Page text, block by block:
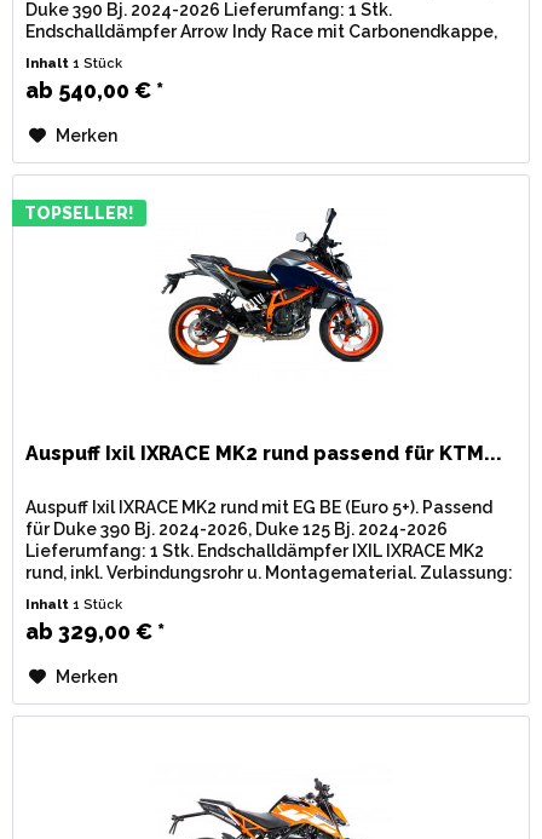
Duke 390 Bj. 2024-2026 Lieferumfang: 1 Stk.
Endschalldämpfer Arrow Indy Race mit Carbonendkappe,
Inhalt1 Stück
ab 540,00 € *
Merken
TOPSELLER!
Auspuff Ixil IXRACE MK2 rund passend für KTM...
Auspuff Ixil IXRACE MK2 rund mit EG BE (Euro 5+). Passend
für Duke 390 Bj. 2024-2026, Duke 125 Bj. 2024-2026
Lieferumfang: 1 Stk. Endschalldämpfer IXIL IXRACE MK2
rund, inkl. Verbindungsrohr u. Montagematerial. Zulassung:
Inhalt1 Stück
ab 329,00 € *
Merken